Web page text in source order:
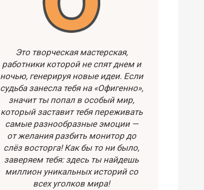
Это творческая мастерская,
работники которой не спят днем и
ночью, генерируя новые идеи. Если
судьба занесла тебя на «Офигенно»,
значит ты попал в особый мир,
который заставит тебя переживать
самые разнообразные эмоции —
от желания разбить монитор до
слёз восторга! Как бы то ни было,
заверяем тебя: здесь ты найдешь
миллион уникальных историй со
всех уголков мира!